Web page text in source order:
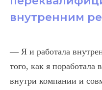
внутренним
— Я и работала
того, как я
внутри компании и